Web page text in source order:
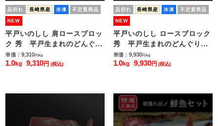
品切れ 長崎県産 冷凍 不定貫商品
NEW
平戸いのしし 肩ロースブロッ
ク 秀 平戸生まれのどんぐ...
単価：9,310円/kg
1.0kg 9,310円 (税込)
品切れ 長崎県産 冷凍 不定貫商品
NEW
平戸いのしし ロースブロック
秀 平戸生まれのどんぐり...
単価：9,930円/kg
1.0kg 9,930円(税込)